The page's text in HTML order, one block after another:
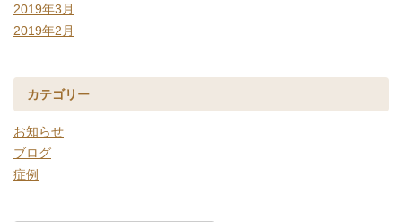
2019年3月
2019年2月
カテゴリー
お知らせ
ブログ
症例